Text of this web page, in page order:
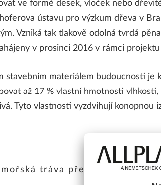
ve formě desek, vloček nebo
ústavu pro výzkum dřeva v
Vzniká tak tlakově odolná tvrdá
v prosinci 2016 v rámci
stavebním materiálem budoucnosti je
až 17 % vlastní hmotnosti
Tyto vlastnosti vyzdvihují konopnou
mořská tráva představují další